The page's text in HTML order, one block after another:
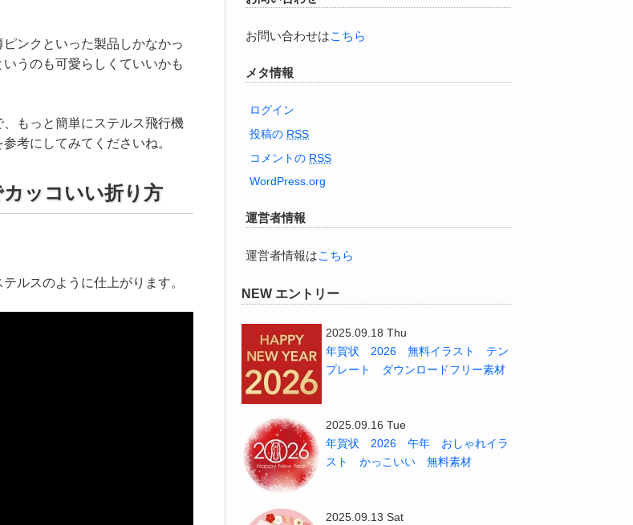
ンクといった製品しかなかっ
うのも可愛らしくていいかも
もっと簡単にステルス飛行機
考にしてみてくださいね。
ッコいい折り方
ルスのように仕上がります。
お問い合わせはこちら
メタ情報
ログイン
投稿の RSS
コメントの RSS
WordPress.org
運営者情報
運営者情報はこちら
NEW エントリー
2025.09.18 Thu
年賀状 2026 無料イラスト テン
プレート ダウンロードフリー素材
2025.09.16 Tue
年賀状 2026 午年 おしゃれイラ
スト かっこいい 無料素材
2025.09.13 Sat